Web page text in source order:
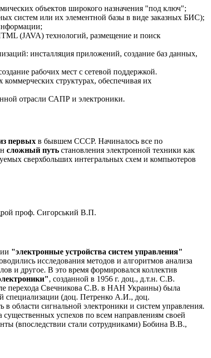
объектов широкого назначения "под ключ";
систем или их элементной базы в виде заказных БИС);
(JAVA) технологий, размещение и поиск
инсталляция приложений, создание баз данных,
рабочих мест с сетевой поддержкой.
структурах, обеспечивая их
отрасли САПР и электроники.
первых в бывшем СССР. Начиналось все по
сложный путь становления электронной техники как
сверхбольших интегральных схем и компьютеров
проф. Сигорський В.П.
"электронные устройства систем управления"
исследования методов и алгоритмов анализа
и другое. В это время формировался коллектив
, созданной в 1956 г. доц., д.т.н. С.В.
перехода Свечникова С.В. в НАН Украины) была
специализации (доц. Петренко А.И., доц.
сигнальной электроники и систем управления.
успехов по всем направлениям своей
(впоследствии стали сотрудниками) Бобина В.В.,